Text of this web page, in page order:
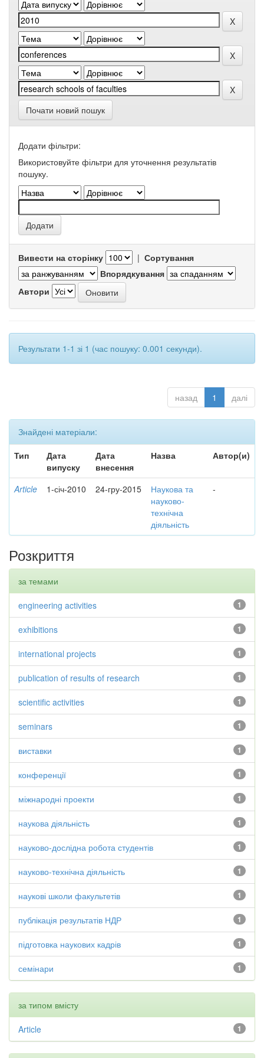
Почати новий пошук
Додати фільтри:
Використовуйте фільтри для уточнення результатів
пошуку.
Вивести на сторінку | Сортування
Впорядкування
Автори
Результати 1-1 зі 1 (час пошуку: 0.001 секунди).
назад 1 далі
Знайдені матеріали:
Тип
Дата
випуску
Дата
внесення
Назва Автор(и)
Article 1-січ-2010 24-гру-2015
Наукова та
науково-
технічна
діяльність
-
Розкриття
за темами
1
engineering activities
1
exhibitions
1
international projects
1
publication of results of research
1
scientific activities
1
seminars
1
виставки
1
конференції
1
міжнародні проекти
1
наукова діяльність
1
науково-дослідна робота студентів
1
науково-технічна діяльність
1
наукові школи факультетів
1
публікація результатів НДР
1
підготовка наукових кадрів
1
семінари
за типом вмісту
1
Article